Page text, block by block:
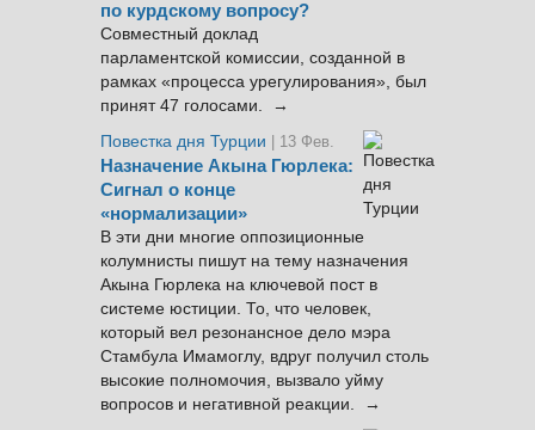
по курдскому вопросу?
Совместный доклад
парламентской комиссии, созданной в
рамках «процесса урегулирования», был
принят 47 голосами. →
Повестка дня Турции
| 13 Фев.
Назначение Акына Гюрлека:
Сигнал о конце
«нормализации»
В эти дни многие оппозиционные
колумнисты пишут на тему назначения
Акына Гюрлека на ключевой пост в
системе юстиции. То, что человек,
который вел резонансное дело мэра
Стамбула Имамоглу, вдруг получил столь
высокие полномочия, вызвало уйму
вопросов и негативной реакции. →